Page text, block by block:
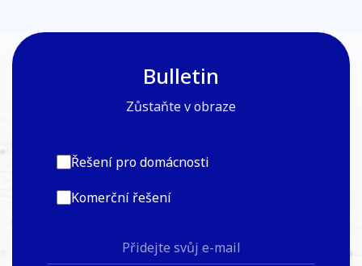
Bulletin
Zůstaňte v obraze
Řešení pro domácnosti
Komerční řešení